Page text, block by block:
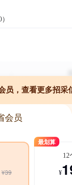
）
员，查看更多招采
会员
¥39
最划算
12
¥